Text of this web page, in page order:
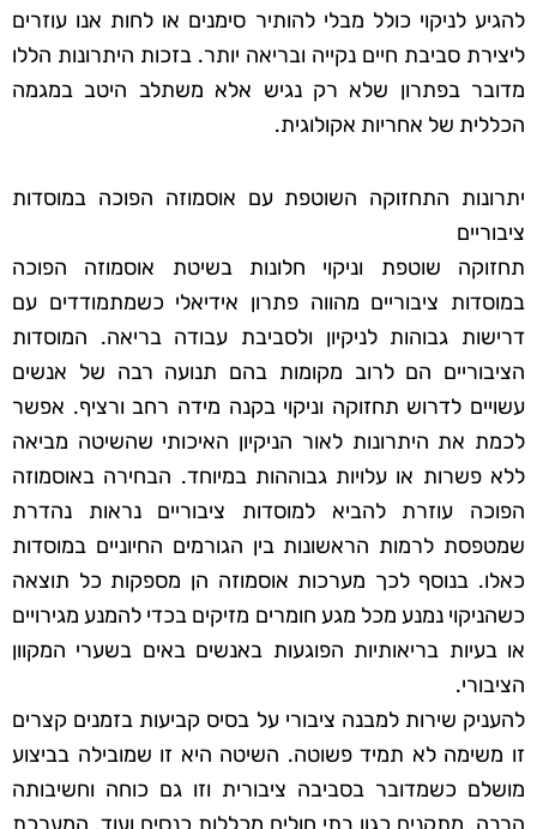
להגיע לניקוי כולל מבלי להותיר סימנים או לחות אנו עוזרים
ליצירת סביבת חיים נקייה ובריאה יותר. בזכות היתרונות הללו
מדובר בפתרון שלא רק נגיש אלא משתלב היטב במגמה
הכללית של אחריות אקולוגית.
יתרונות התחזוקה השוטפת עם אוסמוזה הפוכה במוסדות
ציבוריים
תחזוקה שוטפת וניקוי חלונות בשיטת אוסמוזה הפוכה
במוסדות ציבוריים מהווה פתרון אידיאלי כשמתמודדים עם
דרישות גבוהות לניקיון ולסביבת עבודה בריאה. המוסדות
הציבוריים הם לרוב מקומות בהם תנועה רבה של אנשים
עשויים לדרוש תחזוקה וניקוי בקנה מידה רחב ורציף. אפשר
לכמת את היתרונות לאור הניקיון האיכותי שהשיטה מביאה
ללא פשרות או עלויות גבוההות במיוחד. הבחירה באוסמוזה
הפוכה עוזרת להביא למוסדות ציבוריים נראות נהדרת
שמטפסת לרמות הראשונות בין הגורמים החיוניים במוסדות
כאלו. בנוסף לכך מערכות אוסמוזה הן מספקות כל תוצאה
כשהניקוי נמנע מכל מגע חומרים מזיקים בכדי להמנע מגירויים
או בעיות בריאותיות הפוגעות באנשים באים בשערי המקוון
הציבורי.
להעניק שירות למבנה ציבורי על בסיס קביעות בזמנים קצרים
זו משימה לא תמיד פשוטה. השיטה היא זו שמובילה בביצוע
מושלם כשמדובר בסביבה ציבורית וזו גם כוחה וחשיבותה
הרבה. מתקנים כגון בתי חולים מכללות כנסים ועוד. המערכת